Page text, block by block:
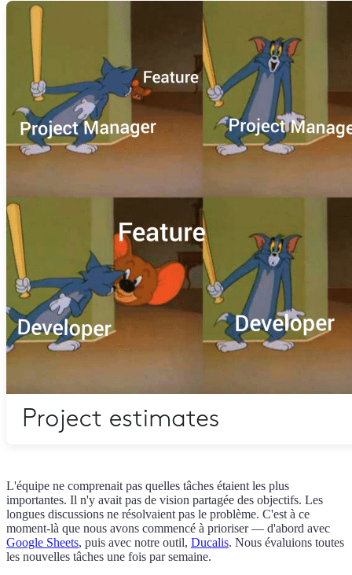
L'équipe ne comprenait pas quelles tâches étaient les plus
importantes. Il n'y avait pas de vision partagée des objectifs. Les
longues discussions ne résolvaient pas le problème. C'est à ce
moment-là que nous avons commencé à prioriser — d'abord avec
Google Sheets, puis avec notre outil, Ducalis. Nous évaluions toutes
les nouvelles tâches une fois par semaine.